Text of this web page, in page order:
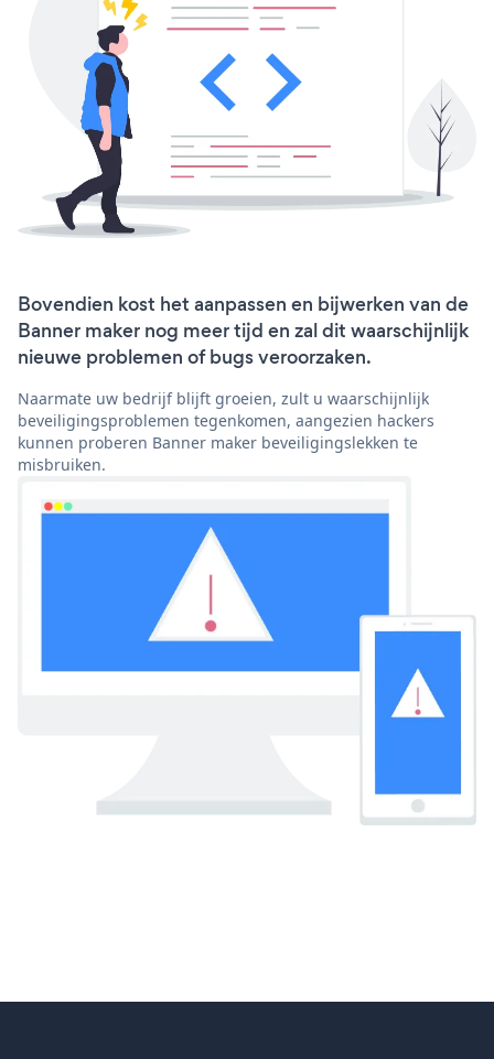
Bovendien kost het aanpassen en bijwerken van de
Banner maker nog meer tijd en zal dit waarschijnlijk
nieuwe problemen of bugs veroorzaken.
Naarmate uw bedrijf blijft groeien, zult u waarschijnlijk
beveiligingsproblemen tegenkomen, aangezien hackers
kunnen proberen Banner maker beveiligingslekken te
misbruiken.